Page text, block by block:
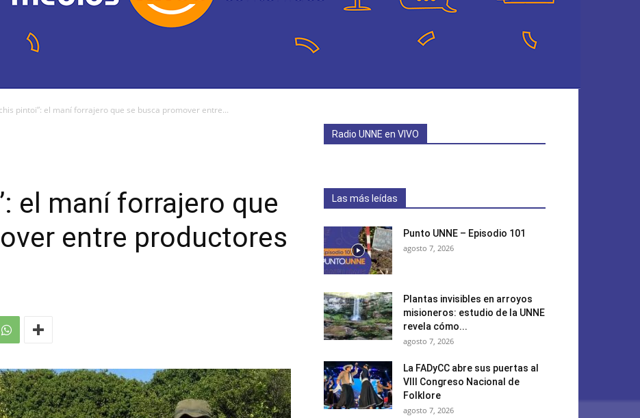
pintoi”: el maní forrajero que se busca promover entre...
el maní forrajero que
entre productores
Radio UNNE en VIVO
Las más leídas
Punto UNNE – Episodio 101
agosto 7, 2026
Plantas invisibles en arroyos
misioneros: estudio de la UNNE
revela cómo...
agosto 7, 2026
La FADyCC abre sus puertas al
VIII Congreso Nacional de
Folklore
agosto 7, 2026